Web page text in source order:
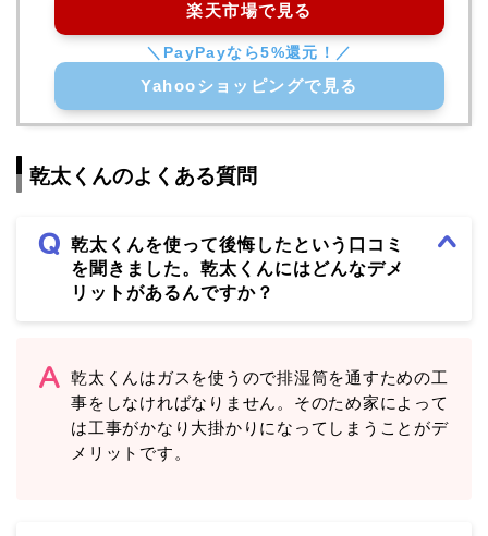
楽天市場で見る
Yahooショッピングで見る
乾太くんのよくある質問
乾太くんを使って後悔したという口コミ
を聞きました。乾太くんにはどんなデメ
リットがあるんですか？
乾太くんはガスを使うので排湿筒を通すための工
事をしなければなりません。そのため家によって
は工事がかなり大掛かりになってしまうことがデ
メリットです。